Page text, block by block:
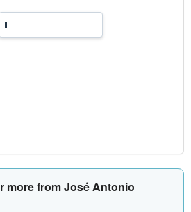
more from José Antonio